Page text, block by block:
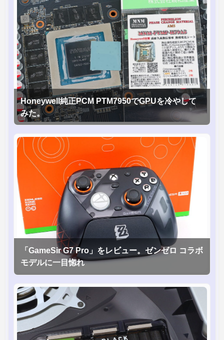
Honeywell純正PCM PTM7950でGPUを冷やして
みた。
「GameSir G7 Pro」をレビュー。ゼンゼロ コラボ
モデルに一目惚れ